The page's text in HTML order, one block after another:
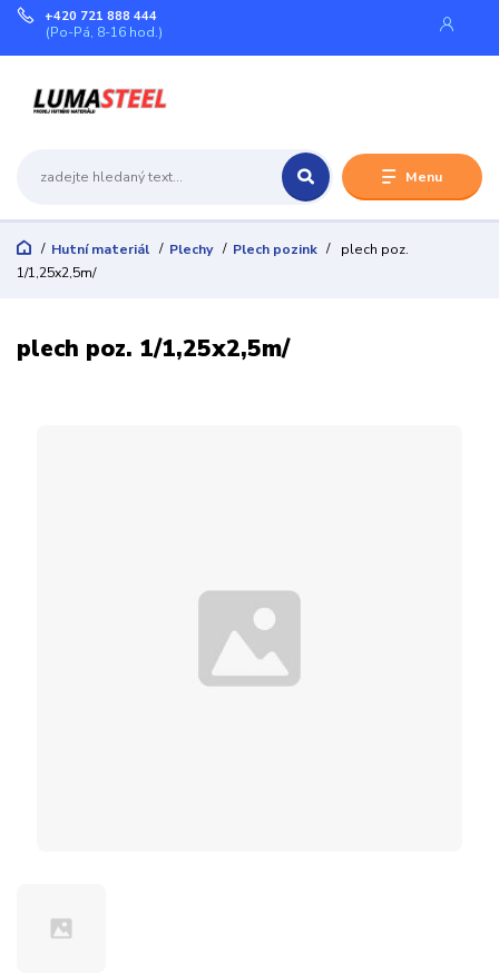
Menu
+420 721 888 444
(Po-Pá, 8-16 hod.)
Hutní materiál Plechy Plech pozink
plech poz.
1/1,25x2,5m/
plech poz. 1/1,25x2,5m/